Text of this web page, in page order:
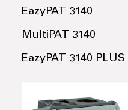
EazyPAT 3140
MultiPAT 3140
EazyPAT 3140 PLUS